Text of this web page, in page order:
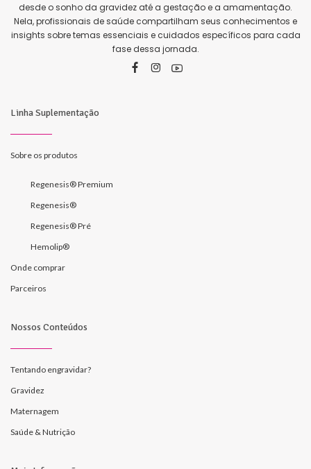
desde o sonho da gravidez até a gestação e a amamentação.
Nela, profissionais de saúde compartilham seus conhecimentos e
insights sobre temas essenciais e cuidados específicos para cada
fase dessa jornada.
Linha Suplementação
Sobre os produtos
Regenesis® Premium
Regenesis®
Regenesis® Pré
Hemolip®
Onde comprar
Parceiros
Nossos Conteúdos
Tentando engravidar?
Gravidez
Maternagem
Saúde & Nutrição